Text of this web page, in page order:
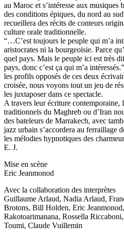
au Maroc et s’intéresse aux musiques
des conditions épiques, du nord au
recueillera des récits de conteurs
culture orale traditionnelle.
“…C’est toujours le peuple qui m’a
aristocrates ni la bourgeoisie. Parce
quel pays. Mais le peuple ici est très
pays, donc c’est ça qui m’a
les profils opposés de ces deux
croisée, nous voyons tout un jeu de
les juxtaposer dans ce spectacle.
A travers leur écriture contemporaine,
traditionnels du Maghreb ou d’Iran
des bateleurs de Marrakech, avec
jazz urbain s’accordera au ferraillage
les mélodies hypnotiques des
E. J.
Mise en scène
Eric Jeanmonod
Avec la collaboration des interprètes
Guillaume Arlaud, Nadia Arlaud,
Brotons, Bill Holden, Eric
Rakotoarimanana, Rossella
Toumi, Claude Vuillemin